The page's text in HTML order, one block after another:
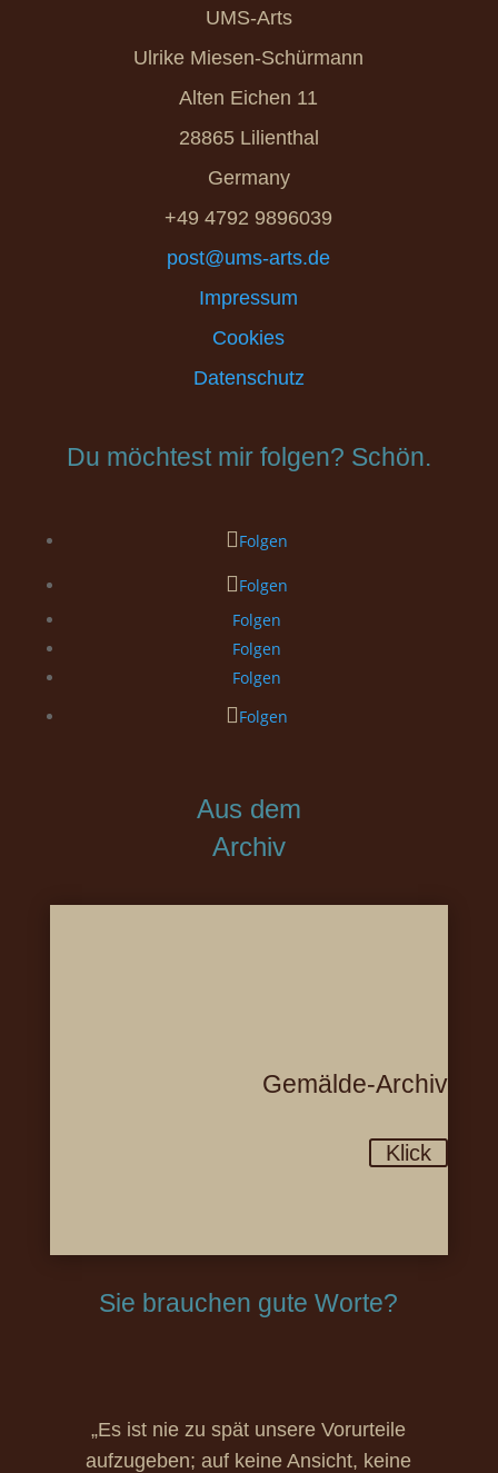
UMS-Arts
Ulrike Miesen-Schürmann
Alten Eichen 11
28865 Lilienthal
Germany
+49 4792 9896039
post@ums-arts.de
Impressum
Cookies
Datenschutz
Du möchtest mir folgen? Schön.
Folgen
Folgen
Folgen
Folgen
Folgen
Folgen
Aus dem
Archiv
Gemälde-Archiv
Klick
Sie brauchen gute Worte?
„Es ist nie zu spät unsere Vorurteile
aufzugeben; auf keine Ansicht, keine